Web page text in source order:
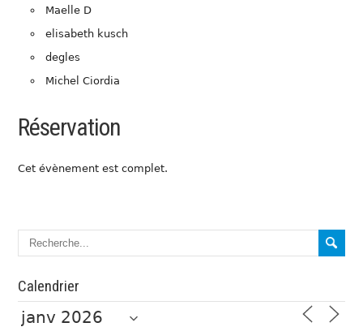
Maelle D
elisabeth kusch
degles
Michel Ciordia
Réservation
Cet évènement est complet.
Calendrier